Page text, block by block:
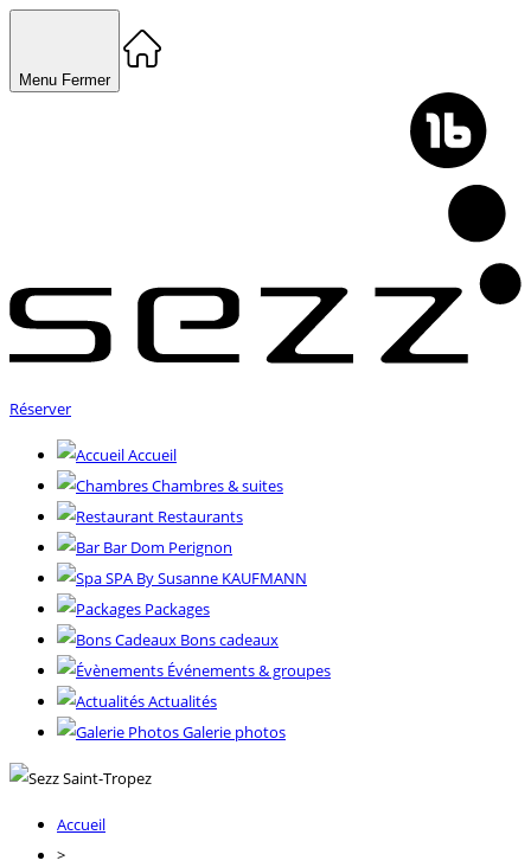
Menu Fermer
Réserver
Accueil
Chambres & suites
Restaurants
Bar Dom Perignon
SPA By Susanne KAUFMANN
Packages
Bons cadeaux
Événements & groupes
Actualités
Galerie photos
Accueil
>